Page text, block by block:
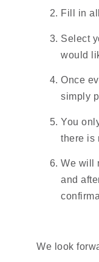
Fill in
Select
would
Once
simply
You
there is
We will
and
We look